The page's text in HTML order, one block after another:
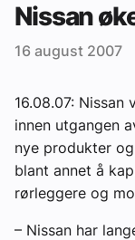
Ventilasjon
Varme og energi
Byggautomasjon
Vann og avløp
Aktuelle
Nissan
16 august 2007
16.08.07:
innen utgangen
nye produkter
blant annet å
rørleggere og
– Nissan har